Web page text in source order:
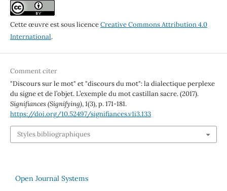
Cette œuvre est sous licenceCreative Commons Attribution 4.0
International.
Comment citer
"Discours sur le mot" et "discours du mot": la dialectique perplexe
du signe et de l’objet. L’exemple du mot castillan sacre. (2017).
Signifiances (Signifying),1(3), p. 171-181.
https://doi.org/10.52497/signifiances.v1i3.133
Styles bibliographiques
Open Journal Systems